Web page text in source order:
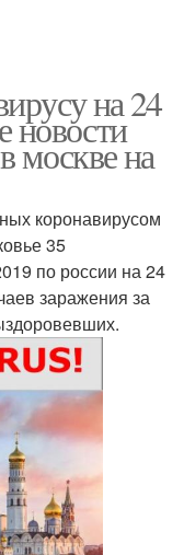
на 24
новости
москве на
коронавирусом
35
по россии на 24
заражения за